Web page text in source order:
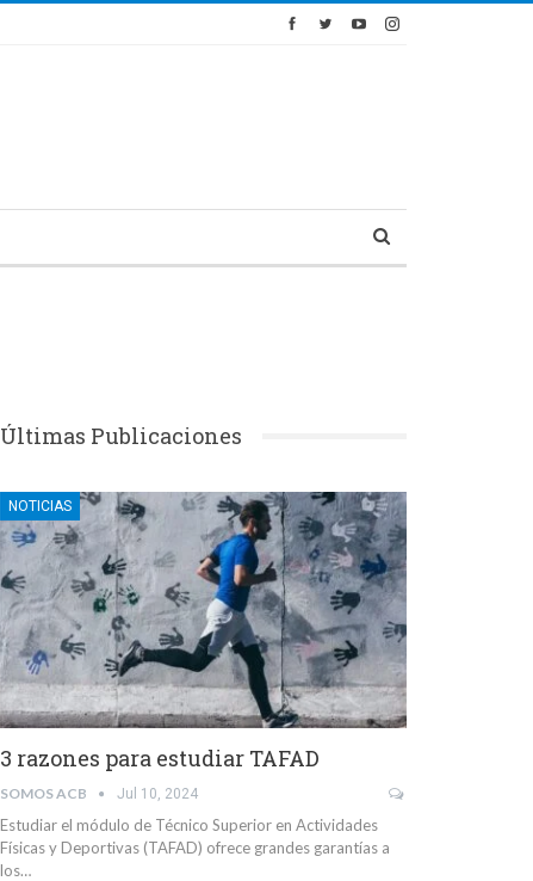
Últimas Publicaciones
NOTICIAS
3 razones para estudiar TAFAD
SOMOS ACB Jul 10, 2024
Estudiar el módulo de Técnico Superior en Actividades
Físicas y Deportivas (TAFAD) ofrece grandes garantías a
los…